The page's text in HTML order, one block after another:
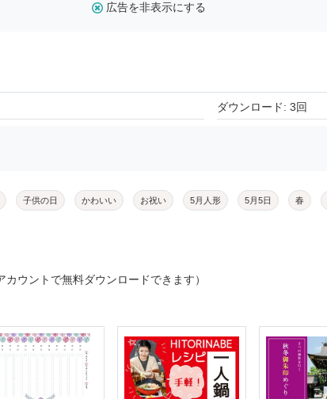
広告を非表示にする
ダウンロード: 3回
子供の日 かわいい お祝い 5月人形 5月5日 春
カウントで無料ダウンロードできます）